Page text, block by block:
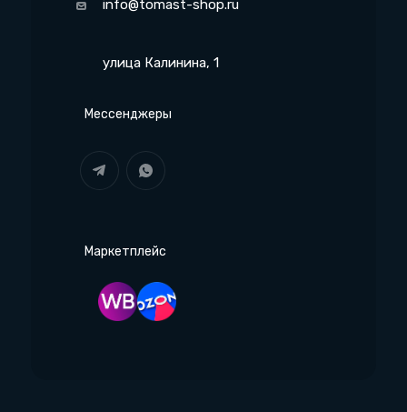
info@tomast-shop.ru
улица Калинина, 1
Мессенджеры
Маркетплейс